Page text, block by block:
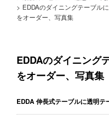
> EDDAのダイニングテーブル
をオーダー、写真集
EDDAのダイニング
をオーダー、写真集
EDDA 伸長式テーブルに透明テ